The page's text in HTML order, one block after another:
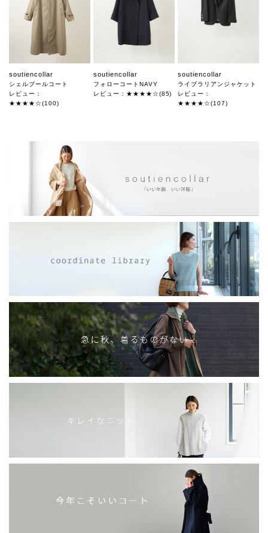
soutiencollar
シェルブールコート
レビュー：
★★★★☆(100)
soutiencollar
フォローコートNAVY
レビュー：★★★★☆(85)
soutiencollar
ライブラリアンジャケット
レビュー：
★★★★☆(107)